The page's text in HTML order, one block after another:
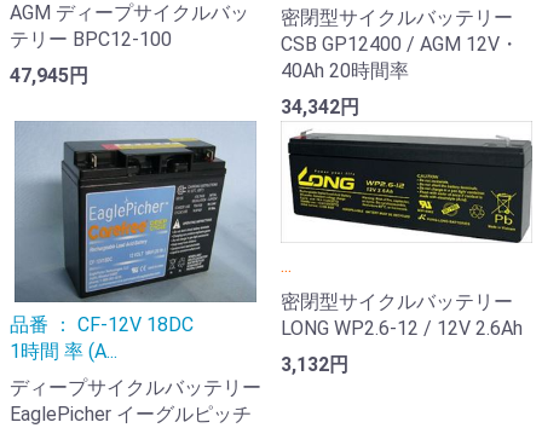
AGM ディープサイクルバッ
テリー BPC12-100
47,945円
密閉型サイクルバッテリー
CSB GP12400 / AGM 12V・
40Ah 20時間率
34,342円
品番 ： CF-12V 18DC
1時間 率 (A...
ディープサイクルバッテリー
EaglePicher イーグルピッチ
...
密閉型サイクルバッテリー
LONG WP2.6-12 / 12V 2.6Ah
3,132円